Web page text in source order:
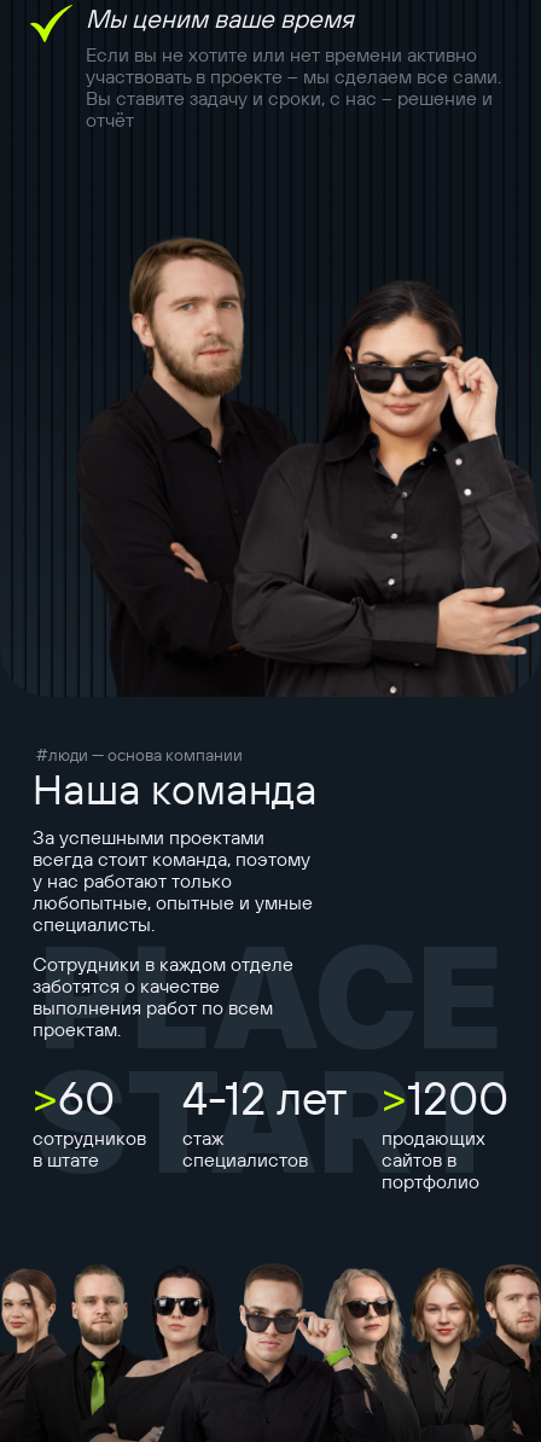
Мы ценим ваше время
Если вы не хотите или нет времени активно
участвовать в проекте – мы сделаем все сами.
Вы ставите задачу и сроки, с нас – решение и
отчёт
#люди — основа компании
Наша команда
За успешными проектами
всегда стоит команда, поэтому
у нас работают только
любопытные, опытные и умные
специалисты.
Сотрудники в каждом отделе
заботятся о качестве
выполнения работ по всем
проектам.
>60
сотрудников
в штате
4-12 лет
стаж
специалистов
>1200
продающих
сайтов в
портфолио
PLACE
START